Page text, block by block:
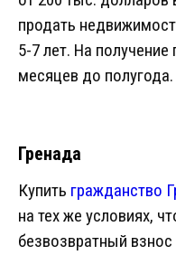
продать
5-7 лет. На получение
месяцев до полугода.
Гренада
Купить гражданство
на тех же условиях,
безвозвратный